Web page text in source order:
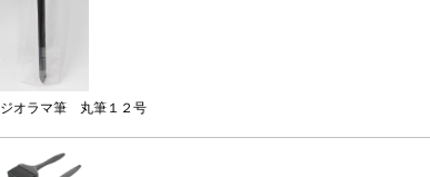
ジオラマ筆 丸筆１２号